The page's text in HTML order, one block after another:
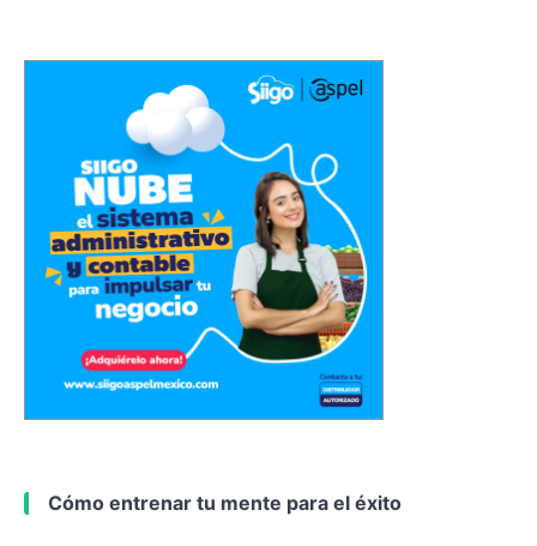
Cómo entrenar tu mente para el éxito